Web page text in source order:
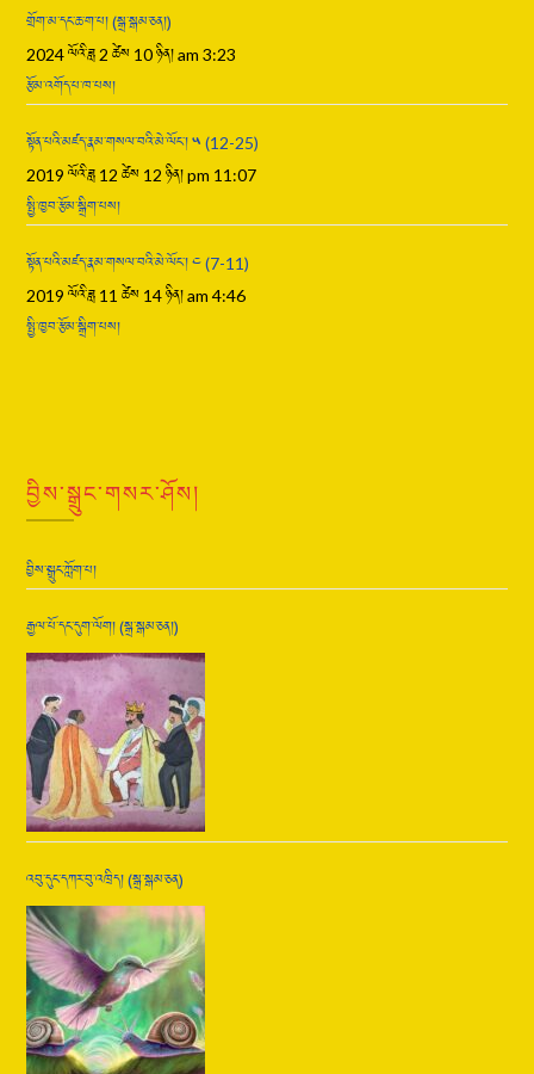
གྲོག་མ་དང་ཆ་ག་པ། (སྒྲ་སྒམ་ཅན།)
2024 ལོའི་ཟླ 2 ཚེས 10 ཉིན། am 3:23
རྩོམ་འགོད་པ་ཁ་པས།
སྟོན་པའི་མཛད་རྣམ་གསལ་བའི་མེ་ལོང་། ༥ (12-25)
2019 ལོའི་ཟླ 12 ཚེས 12 ཉིན། pm 11:07
སྤྱི་ཁྱབ་རྩོམ་སྒྲིག་པས།
སྟོན་པའི་མཛད་རྣམ་གསལ་བའི་མེ་ལོང་། ༤ (7-11)
2019 ལོའི་ཟླ 11 ཚེས 14 ཉིན། am 4:46
སྤྱི་ཁྱབ་རྩོམ་སྒྲིག་པས།
བྱིས་སྒྲུང་གསར་ཤོས།
བྱིས་སྒྲུང་ཀློག་པ།
རྒྱལ་པོ་དང་དུག་ལོག། (སྒྲ་སྒམ་ཅན།)
འབུ་དུང་དཀར་བུ་འཁྲིད། (སྒྲ་སྒམ་ཅན)